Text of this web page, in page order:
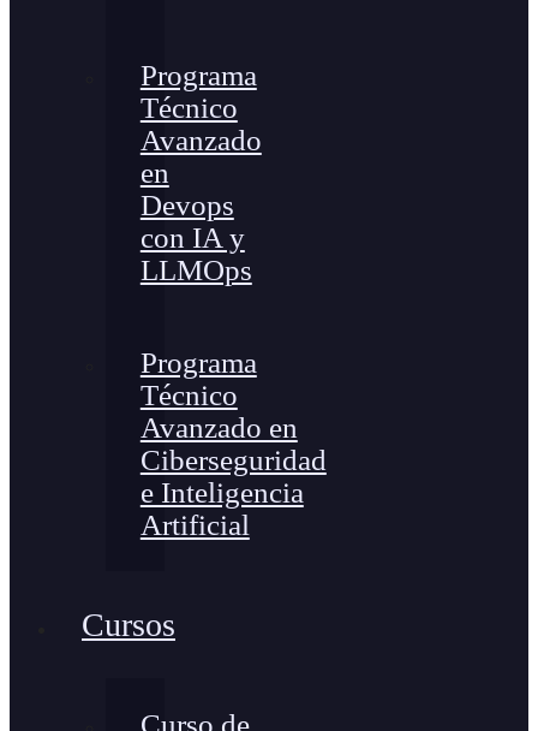
Programa
Técnico
Avanzado
en
Devops
con IA y
LLMOps
Programa
Técnico
Avanzado en
Ciberseguridad
e Inteligencia
Artificial
Cursos
Curso de